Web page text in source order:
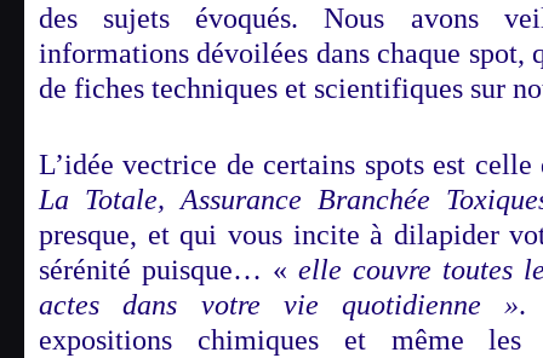
des sujets évoqués. Nous avons
informations dévoilées dans chaque spot,
de fiches techniques et scientifiques sur
L’idée vectrice de certains spots est celle
La Totale, Assurance Branchée
presque, et qui vous incite à dilapider
sérénité puisque… « elle couvre toutes
actes dans votre vie quotidienne ».
expositions chimiques et même les